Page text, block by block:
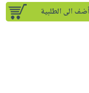
أضف الى الطلبية